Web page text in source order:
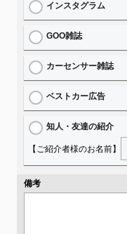
インスタグラム
GOO雑誌
カーセンサー雑誌
ベストカー広告
知人・友達の紹介
【ご紹介者様のお名前】
備考